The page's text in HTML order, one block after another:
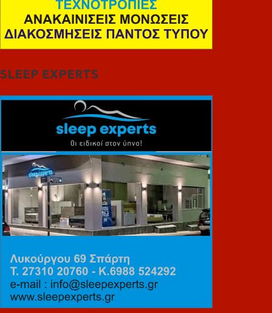
SLEEP EXPERTS